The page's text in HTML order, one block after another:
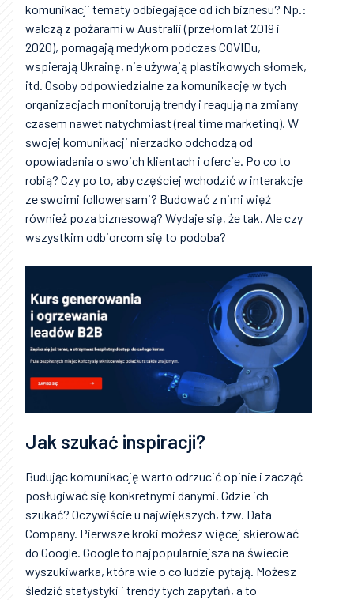
komunikacji tematy odbiegające od ich biznesu? Np.:
walczą z pożarami w Australii (przełom lat 2019 i
2020), pomagają medykom podczas COVIDu,
wspierają Ukrainę, nie używają plastikowych słomek,
itd. Osoby odpowiedzialne za komunikację w tych
organizacjach monitorują trendy i reagują na zmiany
czasem nawet natychmiast (real time marketing). W
swojej komunikacji nierzadko odchodzą od
opowiadania o swoich klientach i ofercie. Po co to
robią? Czy po to, aby częściej wchodzić w interakcje
ze swoimi followersami? Budować z nimi więź
również poza biznesową? Wydaje się, że tak. Ale czy
wszystkim odbiorcom się to podoba?
Jak szukać inspiracji?
Budując komunikację warto odrzucić opinie i zacząć
posługiwać się konkretnymi danymi. Gdzie ich
szukać? Oczywiście u największych, tzw. Data
Company. Pierwsze kroki możesz więcej skierować
do Google. Google to najpopularniejsza na świecie
wyszukiwarka, która wie o co ludzie pytają. Możesz
śledzić statystyki i trendy tych zapytań, a to